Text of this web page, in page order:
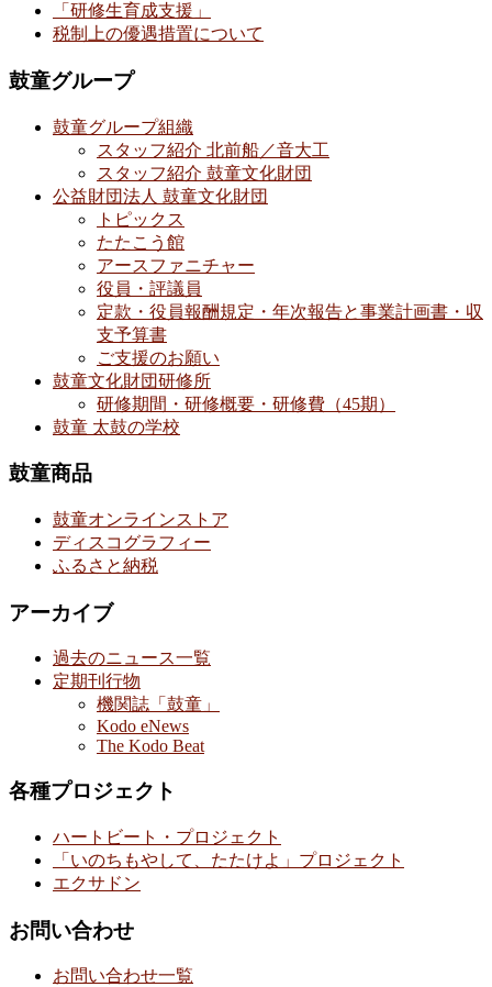
「研修生育成支援」
税制上の優遇措置について
鼓童グループ
鼓童グループ組織
スタッフ紹介 北前船／音大工
スタッフ紹介 鼓童文化財団
公益財団法人 鼓童文化財団
トピックス
たたこう館
アースファニチャー
役員・評議員
定款・役員報酬規定・年次報告と事業計画書・収
支予算書
ご支援のお願い
鼓童文化財団研修所
研修期間・研修概要・研修費（45期）
鼓童 太鼓の学校
鼓童商品
鼓童オンラインストア
ディスコグラフィー
ふるさと納税
アーカイブ
過去のニュース一覧
定期刊行物
機関誌「鼓童」
Kodo eNews
The Kodo Beat
各種プロジェクト
ハートビート・プロジェクト
「いのちもやして、たたけよ」プロジェクト
エクサドン
お問い合わせ
お問い合わせ一覧